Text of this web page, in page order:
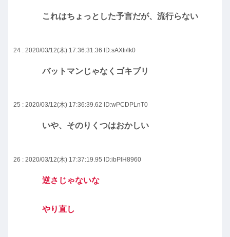
これはちょっとした予言だが、流行らない
24 : 2020/03/12(木) 17:36:31.36 ID:sAXti/lk0
バットマンじゃなくゴキブリ
25 : 2020/03/12(木) 17:36:39.62 ID:wPCDPLnT0
いや、そのりくつはおかしい
26 : 2020/03/12(木) 17:37:19.95 ID:ibPlH8960
逆さじゃないな
やり直し